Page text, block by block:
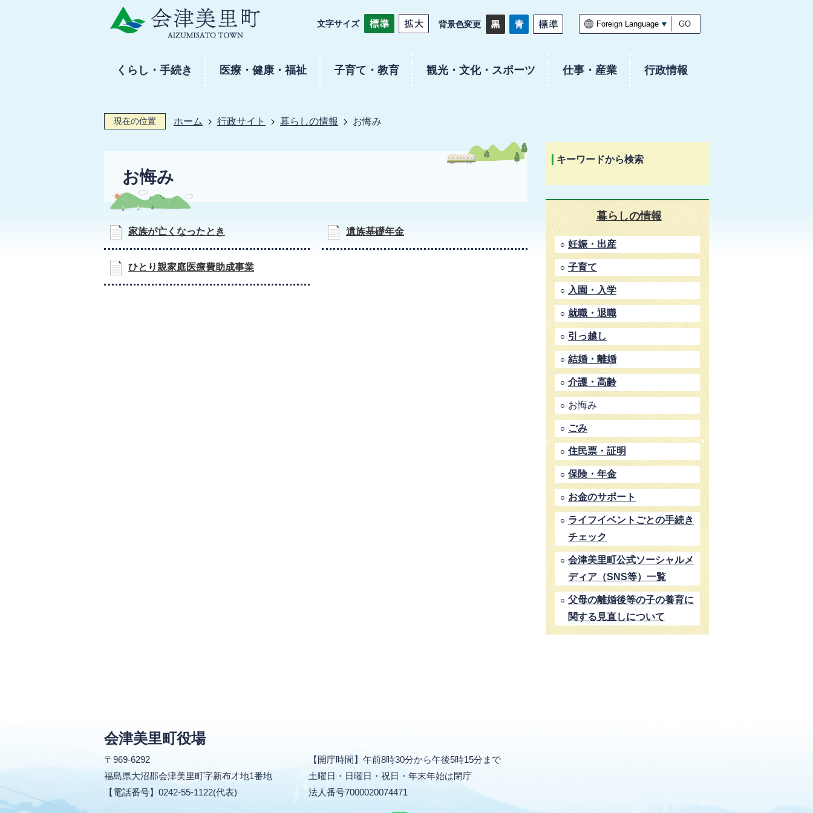
文字サイズ 背景色変更 GO
くらし・手続き 医療・健康・福祉 子育て・教育 観光・文化・スポーツ 仕事・産業 行政情報
現在の位置 ホーム 行政サイト 暮らしの情報 お悔み
お悔み
家族が亡くなったとき 遺族基礎年金
ひとり親家庭医療費助成事業
キーワードから検索
暮らしの情報
妊娠・出産
子育て
入園・入学
就職・退職
引っ越し
結婚・離婚
介護・高齢
お悔み
ごみ
住民票・証明
保険・年金
お金のサポート
ライフイベントごとの手続き
チェック
会津美里町公式ソーシャルメ
ディア（SNS等）一覧
父母の離婚後等の子の養育に
関する見直しについて
会津美里町役場
〒969-6292
福島県大沼郡会津美里町字新布才地1番地
【電話番号】0242-55-1122(代表)
【開庁時間】午前8時30分から午後5時15分まで
土曜日・日曜日・祝日・年末年始は閉庁
法人番号7000020074471